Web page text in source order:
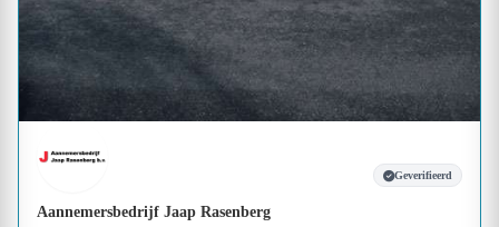
Geverifieerd
Aannemersbedrijf Jaap Rasenberg